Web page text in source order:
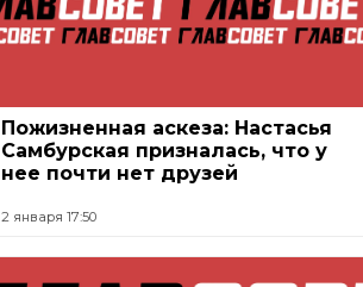
Пожизненная аскеза: Настасья
Самбурская призналась, что у
нее почти нет друзей
2 января 17:50